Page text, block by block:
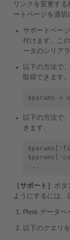
リンクを変更す
ートページを適切
サポートペー
付けます。こ
ータのシリア
以下の方法で
取得できます。
以下の方法で
きます。
［サポート］ ボタ
ようにするには、
Plesk データベ
以下のクエリ